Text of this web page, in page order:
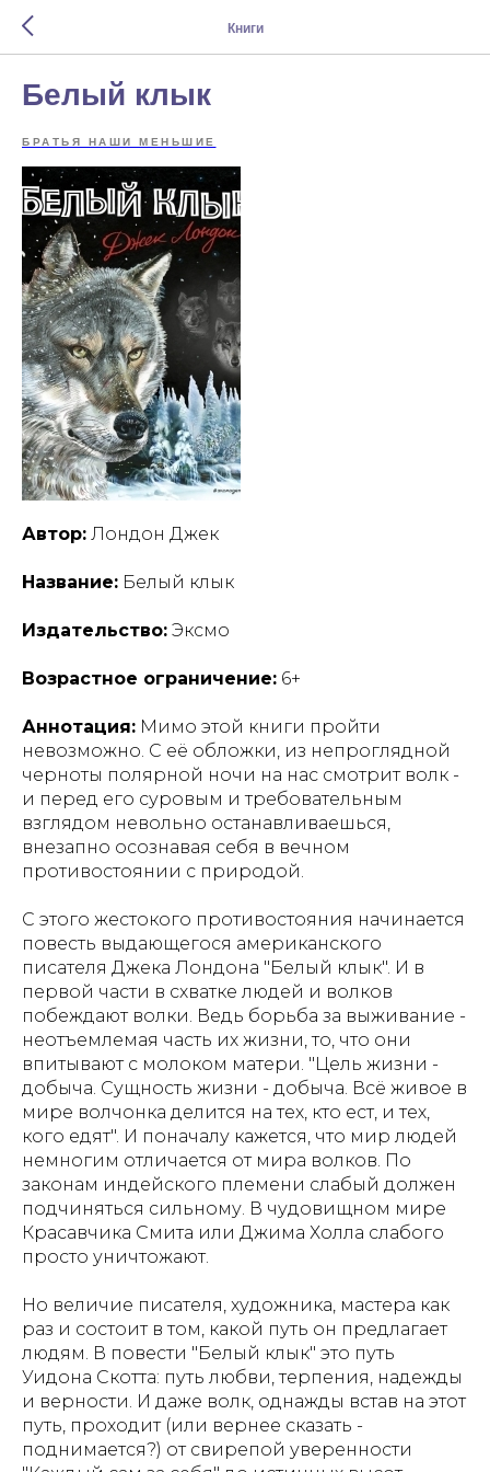
Книги
Белый клык
БРАТЬЯ НАШИ МЕНЬШИЕ
Автор: Лондон Джек
Название: Белый клык
Издательство: Эксмо
Возрастное ограничение: 6+
Аннотация: Мимо этой книги пройти
невозможно. С её обложки, из непроглядной
черноты полярной ночи на нас смотрит волк -
и перед его суровым и требовательным
взглядом невольно останавливаешься,
внезапно осознавая себя в вечном
противостоянии с природой.
С этого жестокого противостояния начинается
повесть выдающегося американского
писателя Джека Лондона "Белый клык". И в
первой части в схватке людей и волков
побеждают волки. Ведь борьба за выживание -
неотъемлемая часть их жизни, то, что они
впитывают с молоком матери. "Цель жизни -
добыча. Сущность жизни - добыча. Всё живое в
мире волчонка делится на тех, кто ест, и тех,
кого едят". И поначалу кажется, что мир людей
немногим отличается от мира волков. По
законам индейского племени слабый должен
подчиняться сильному. В чудовищном мире
Красавчика Смита или Джима Холла слабого
просто уничтожают.
Но величие писателя, художника, мастера как
раз и состоит в том, какой путь он предлагает
людям. В повести "Белый клык" это путь
Уидона Скотта: путь любви, терпения, надежды
и верности. И даже волк, однажды встав на этот
путь, проходит (или вернее сказать -
поднимается?) от свирепой уверенности